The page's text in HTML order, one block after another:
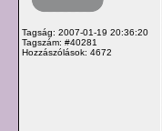
Tagság: 2007-01-19 20:36:20
Tagszám: #40281
Hozzászólások: 4672